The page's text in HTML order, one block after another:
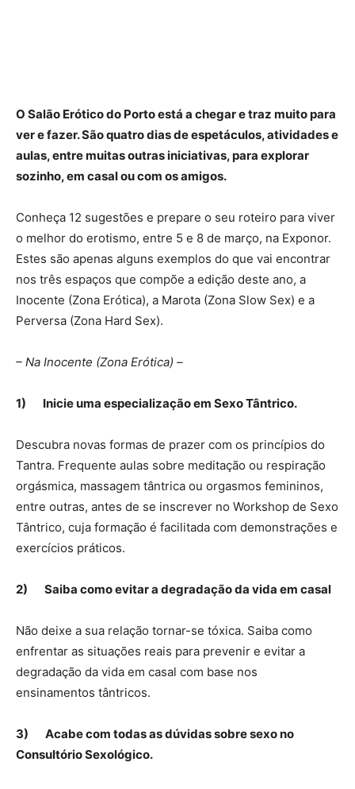
O Salão Erótico do Porto está a chegar e traz muito para
ver e fazer. São quatro dias de espetáculos, atividades e
aulas, entre muitas outras iniciativas, para explorar
sozinho, em casal ou com os amigos.
Conheça 12 sugestões e prepare o seu roteiro para viver
o melhor do erotismo, entre 5 e 8 de março, na Exponor.
Estes são apenas alguns exemplos do que vai encontrar
nos três espaços que compõe a edição deste ano, a
Inocente (Zona Erótica), a Marota (Zona Slow Sex) e a
Perversa (Zona Hard Sex).
– Na Inocente (Zona Erótica) –
1) Inicie uma especialização em Sexo Tântrico.
Descubra novas formas de prazer com os princípios do
Tantra. Frequente aulas sobre meditação ou respiração
orgásmica, massagem tântrica ou orgasmos femininos,
entre outras, antes de se inscrever no Workshop de Sexo
Tântrico, cuja formação é facilitada com demonstrações e
exercícios práticos.
2) Saiba como evitar a degradação da vida em casal
Não deixe a sua relação tornar-se tóxica. Saiba como
enfrentar as situações reais para prevenir e evitar a
degradação da vida em casal com base nos
ensinamentos tântricos.
3)
Acabe com todas as dúvidas sobre sexo no
Consultório Sexológico.